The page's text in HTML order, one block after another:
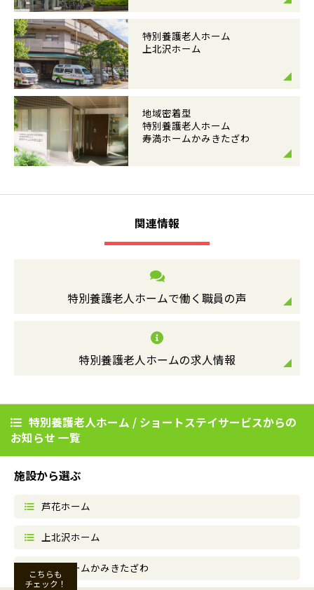
特別養護老人ホーム
上北沢ホーム
地域密着型
特別養護老人ホーム
寿満ホームかみきたざわ
関連情報
特別養護老人ホームで働く職員の声
特別養護老人ホームの求人情報
特別養護老人ホーム / ショートステイサービスからの
お知らせ 一覧
施設から選ぶ
芦花ホーム
上北沢ホーム
寿満ホームかみきたざわ
こちらも
チェック！